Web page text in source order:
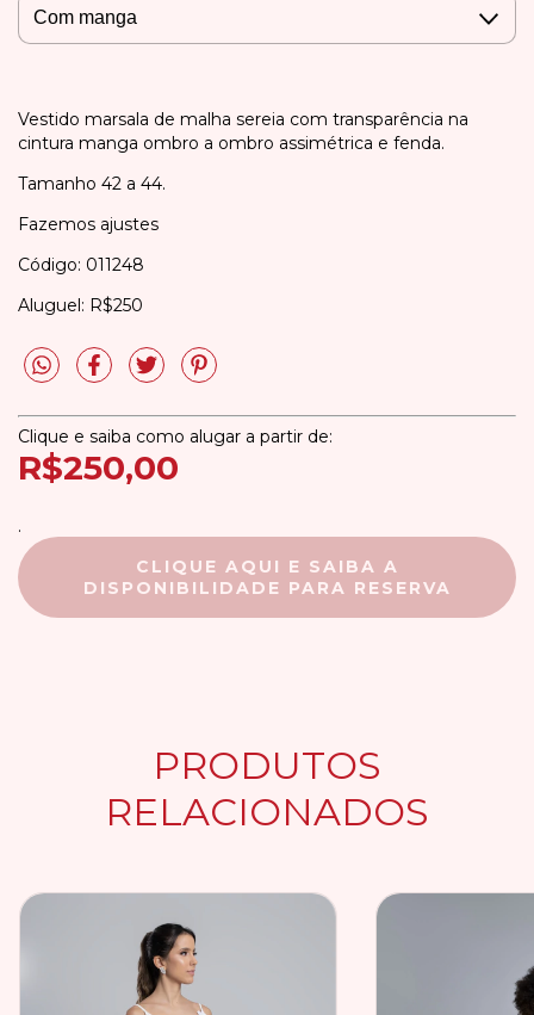
Vestido marsala de malha sereia com transparência na
cintura manga ombro a ombro assimétrica e fenda.
Tamanho 42 a 44.
Fazemos ajustes
Código: 011248
Aluguel: R$250
Clique e saiba como alugar a partir de:
R$250,00
.
CLIQUE AQUI E SAIBA A
DISPONIBILIDADE PARA RESERVA
PRODUTOS
RELACIONADOS